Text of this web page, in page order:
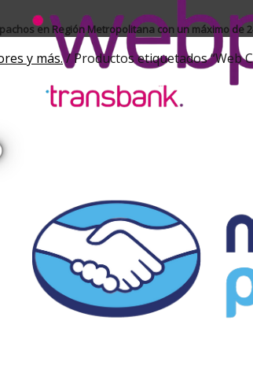
en Región Metropolitana con un máximo de
y más./Productos etiquetados “Web